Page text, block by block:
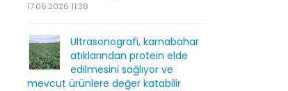
17.06.2026 11:38
Ultrasonografi, karnabahar
atıklarından protein elde
edilmesini sağlıyor ve
mevcut ürünlere değer katabilir